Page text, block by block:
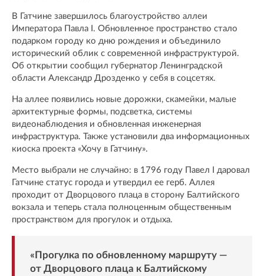
В Гатчине завершилось благоустройство аллеи
Императора Павла I. Обновленное пространство стало
подарком городу ко дню рождения и объединило
исторический облик с современной инфраструктурой.
Об открытии сообщил губернатор Ленинградской
области Александр Дрозденко у себя в соцсетях.
На аллее появились новые дорожки, скамейки, малые
архитектурные формы, подсветка, системы
видеонаблюдения и обновленная инженерная
инфраструктура. Также установили два информационных
киоска проекта «Хочу в Гатчину».
Место выбрали не случайно: в 1796 году Павел I даровал
Гатчине статус города и утвердил ее герб. Аллея
проходит от Дворцового плаца в сторону Балтийского
вокзала и теперь стала полноценным общественным
пространством для прогулок и отдыха.
«Прогулка по обновленному маршруту —
от Дворцового плаца к Балтийскому